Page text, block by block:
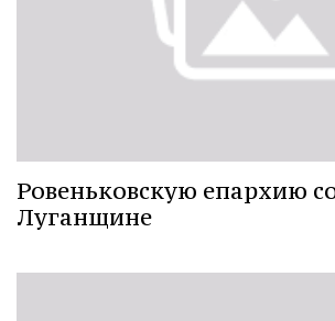
Ровеньковскую епархию
Луганщине